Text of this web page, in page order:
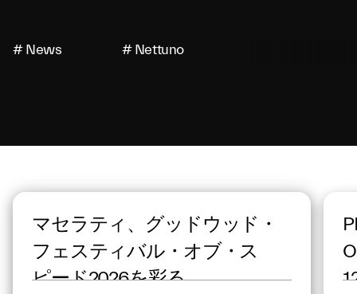
# News # Nettuno
マセラティ、グッドウッド・
フェスティバル・オブ・ス
ピード2026を彩る